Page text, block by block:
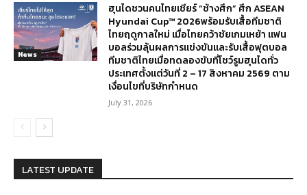
News
ฮุนไดชวนคนไทยเชียร์ “ช้างศึก” ศึก ASEAN
Hyundai Cup™ 2026พร้อมรับเสื้อทีมชาติ
ไทยฤดูกาลใหม่ เมื่อไทยคว้าชัยเกมเหย้า แฟน
บอลร่วมลุ้นผลการแข่งขันและรับเสื้อฟุตบอล
ทีมชาติไทยเมื่อทดลองขับที่โชว์รูมฮุนไดทั่ว
ประเทศตั้งแต่วันที่ 2 – 17 สิงหาคม 2569 ตาม
เงื่อนไขที่บริษัทกำหนด
July 31, 2026
LATEST UPDATE